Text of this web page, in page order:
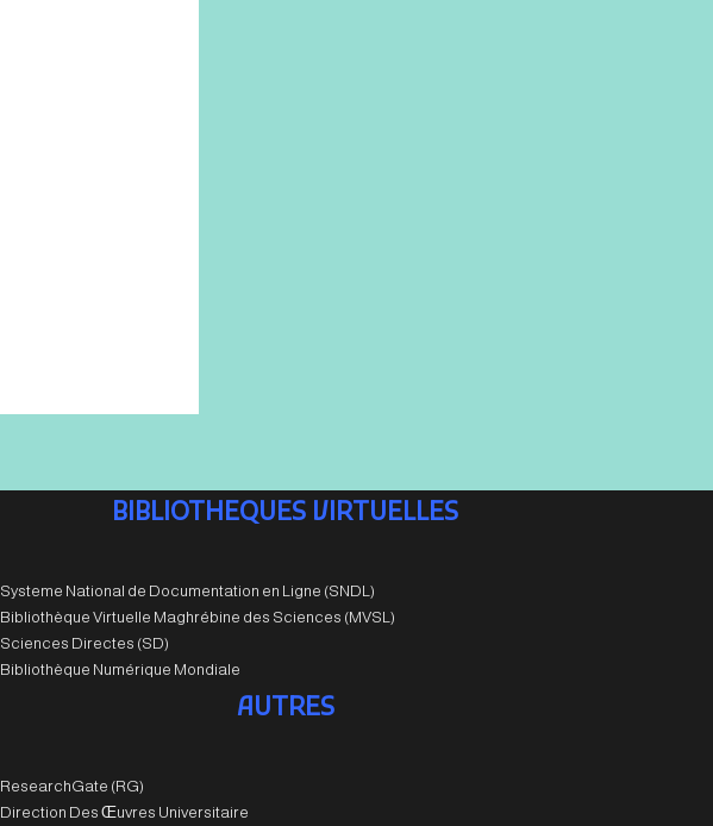
BIBLIOTHEQUES VIRTUELLES
Systeme National de Documentation en Ligne (SNDL)
Bibliothèque Virtuelle Maghrébine des Sciences (MVSL)
Sciences Directes (SD)
Bibliothèque Numérique Mondiale
AUTRES
ResearchGate (RG)
Direction Des Œuvres Universitaire